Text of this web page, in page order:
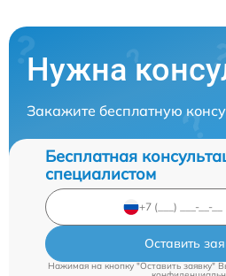
Нужна
Закажите бесплатную
Бесплатная
специалистом
Оставить
Нажимая на кнопку "Оставить заявку"